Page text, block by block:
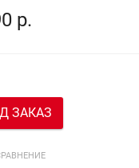
р.
ЗАКАЗ